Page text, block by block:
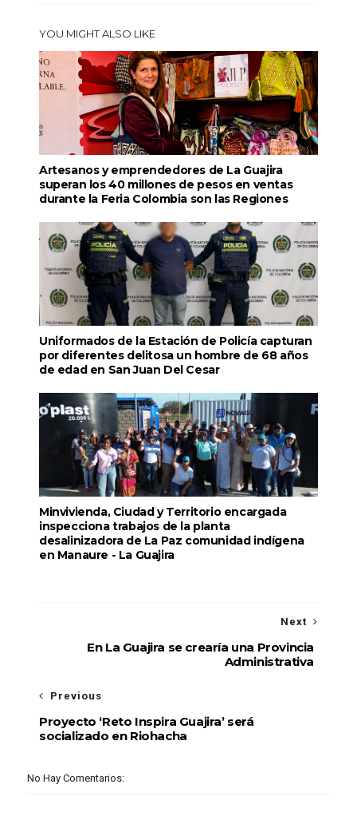
YOU MIGHT ALSO LIKE
Artesanos y emprendedores de La Guajira
superan los 40 millones de pesos en ventas
durante la Feria Colombia son las Regiones
Uniformados de la Estación de Policía capturan
por diferentes delitosa un hombre de 68 años
de edad en San Juan Del Cesar
Minvivienda, Ciudad y Territorio encargada
inspecciona trabajos de la planta
desalinizadora de La Paz comunidad indígena
en Manaure - La Guajira
Next
En La Guajira se crearía una Provincia
Administrativa
Previous
Proyecto ‘Reto Inspira Guajira’ será
socializado en Riohacha
No Hay Comentarios: